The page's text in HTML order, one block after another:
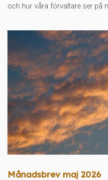
och hur våra förvaltare ser på
Månadsbrev maj 2026